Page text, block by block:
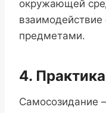
окружающей
предметами.
4.
Самосозидание